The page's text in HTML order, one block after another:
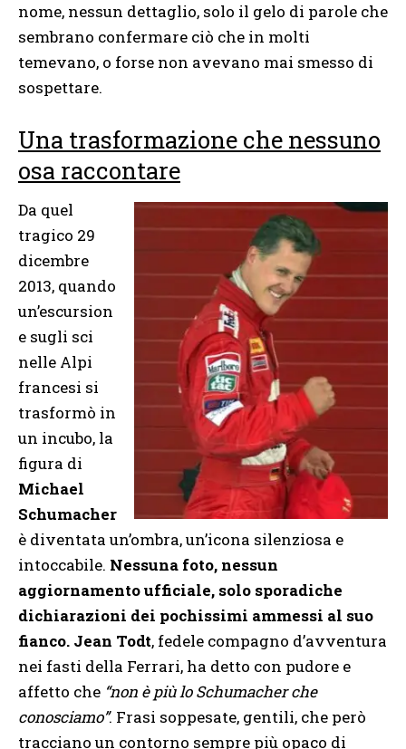
nome, nessun dettaglio, solo il gelo di parole che
sembrano confermare ciò che in molti
temevano, o forse non avevano mai smesso di
sospettare.
Una trasformazione che nessuno
osa raccontare
Da quel
tragico 29
dicembre
2013, quando
un’escursion
e sugli sci
nelle Alpi
francesi si
trasformò in
un incubo, la
figura di
Michael
Schumacher
è diventata un’ombra, un’icona silenziosa e
intoccabile. Nessuna foto, nessun
aggiornamento ufficiale, solo sporadiche
dichiarazioni dei pochissimi ammessi al suo
fianco. Jean Todt, fedele compagno d’avventura
nei fasti della Ferrari, ha detto con pudore e
affetto che “non è più lo Schumacher che
conosciamo”. Frasi soppesate, gentili, che però
tracciano un contorno sempre più opaco di